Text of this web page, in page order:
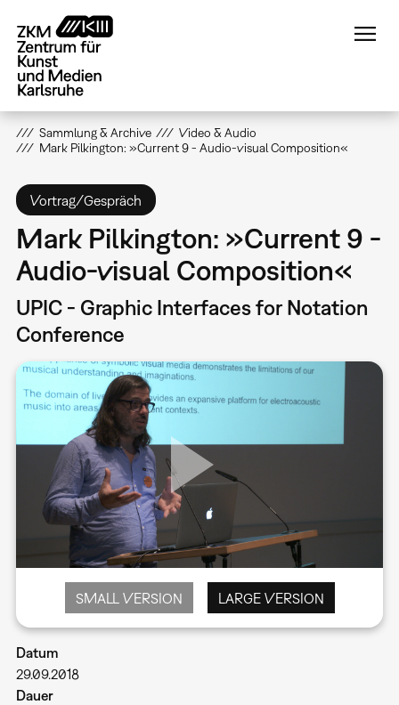
zum
Inhalt
Sammlung & Archive
Video & Audio
Mark Pilkington: »Current 9 - Audio-visual Composition«
Vortrag/Gespräch
Mark Pilkington: »Current 9 -
Audio-visual Composition«
UPIC - Graphic Interfaces for Notation
Conference
SMALL VERSION LARGE VERSION
Datum
29.09.2018
Dauer